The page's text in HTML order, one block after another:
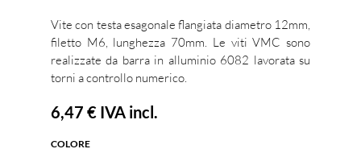
Vite con testa esagonale flangiata diametro 12mm,
filetto M6, lunghezza 70mm. Le viti VMC sono
realizzate da barra in alluminio 6082 lavorata su
torni a controllo numerico.
6,47 € IVA incl.
COLORE